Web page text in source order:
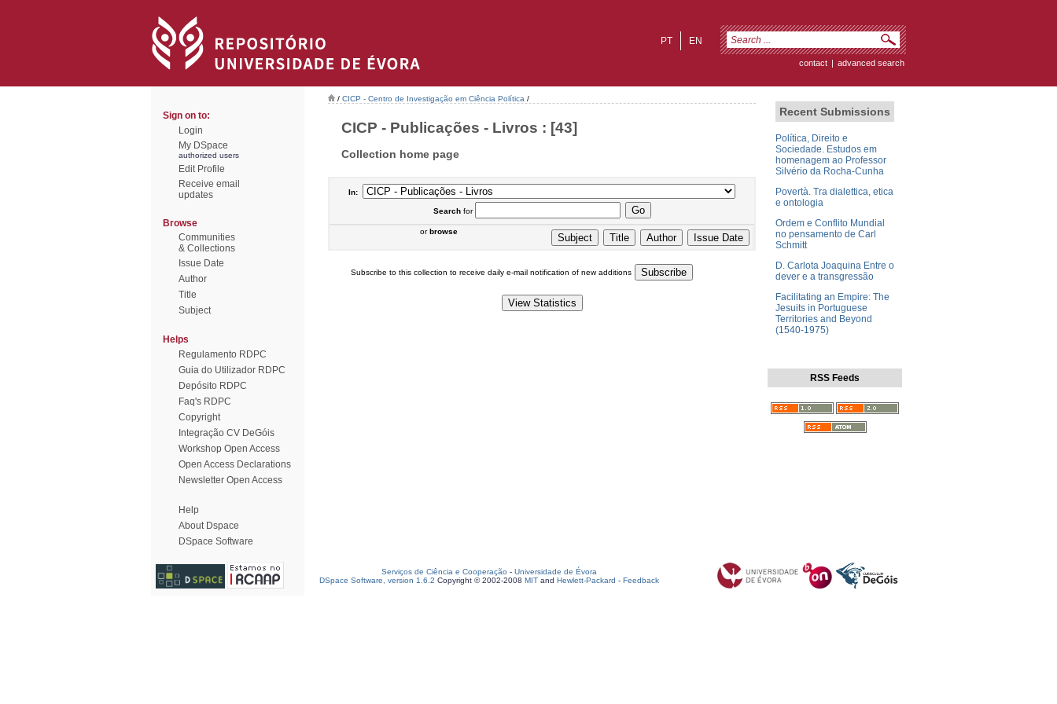
EN
PT
contact | advanced search
Sign on to:
Login
My DSpace
authorized users
Edit Profile
Receive email
updates
Browse
Communities
& Collections
Issue Date
Author
Title
Subject
Helps
Regulamento RDPC
Guia do Utilizador RDPC
Depósito RDPC
Faq's RDPC
Copyright
Integração CV DeGóis
Workshop Open Access
Open Access Declarations
Newsletter Open Access
Help
About Dspace
DSpace Software
/ CICP - Centro de Investigação em Ciência Política /
CICP - Publicações - Livros : [43]
Collection home page
In:
Searchfor
orbrowse
Subscribe to this collection to receive daily e-mail notification of new additions
Recent Submissions
Política, Direito e
Sociedade. Estudos em
homenagem ao Professor
Silvério da Rocha-Cunha
Povertà. Tra dialettica, etica
e ontologia
Ordem e Conflito Mundial
no pensamento de Carl
Schmitt
D. Carlota Joaquina Entre o
dever e a transgressão
Facilitating an Empire: The
Jesuits in Portuguese
Territories and Beyond
(1540-1975)
RSS Feeds
Serviços de Ciência e Cooperação - Universidade de Évora
DSpace Software, version 1.6.2 Copyright © 2002-2008 MIT and Hewlett-Packard - Feedback